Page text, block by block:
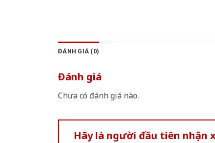
ĐÁNH GIÁ (0)
Đánh giá
Chưa có đánh giá nào.
Hãy là người đầu tiên nhận